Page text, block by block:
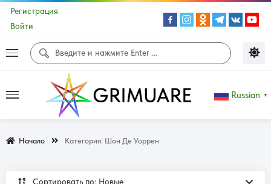
Регистрация
Войти
Russian ▼
Начало Категория: Шон Де Уоррен
Сортировать по: Новые